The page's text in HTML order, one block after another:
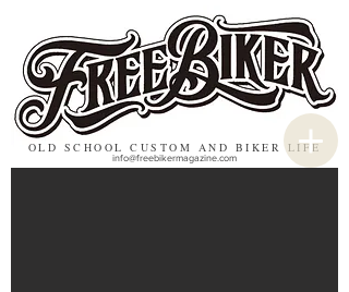
OLD SCHOOL CUSTOM AND BIKER LIFE
info@freebikermagazine.com